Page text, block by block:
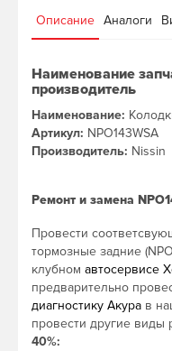
Описание Аналоги
Наименование
производитель
Наименование:
Артикул: NPO143WSA
Производитель: Nissin
Ремонт и замена
Провести
тормозные задние
клубном автосервисе
предварительно
диагностику Акура в
провести другие виды
40%: